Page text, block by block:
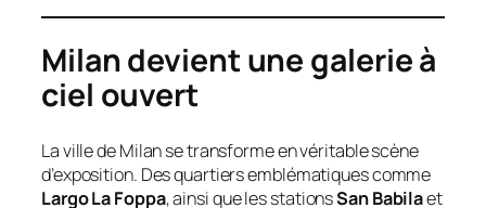
Milan devient une galerie à
ciel ouvert
La ville de Milan se transforme en véritable scène
d’exposition. Des quartiers emblématiques comme
Largo La Foppa, ainsi que les stationsSan Babilaet